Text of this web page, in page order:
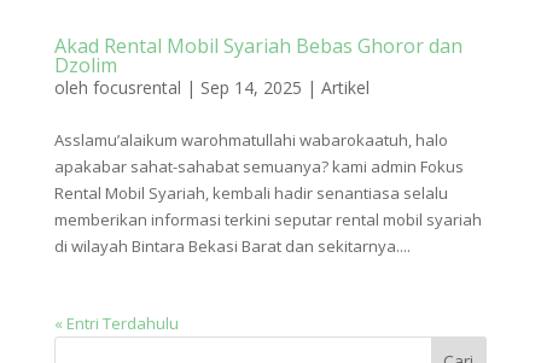
Akad Rental Mobil Syariah Bebas Ghoror dan
Dzolim
oleh focusrental | Sep 14, 2025 | Artikel
Asslamu’alaikum warohmatullahi wabarokaatuh, halo
apakabar sahat-sahabat semuanya? kami admin Fokus
Rental Mobil Syariah, kembali hadir senantiasa selalu
memberikan informasi terkini seputar rental mobil syariah
di wilayah Bintara Bekasi Barat dan sekitarnya....
« Entri Terdahulu